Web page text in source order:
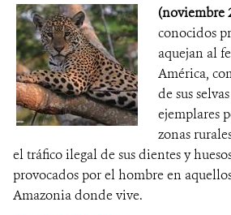
(noviembre
conocidos
aquejan al
América,
de sus
ejemplares
zonas
el tráfico ilegal de sus dientes y
provocados por el hombre en
Amazonia donde vive.